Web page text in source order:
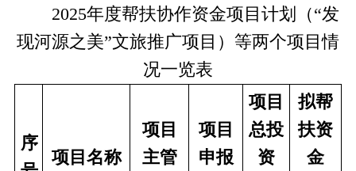
2025年度帮扶协作资金项目计划（“发
现河源之美”文旅推广项目 ）等两个项目情
况一览表
序
项目名称
项目
主管
项目
申报
项目
总投
资
拟帮
扶资
金